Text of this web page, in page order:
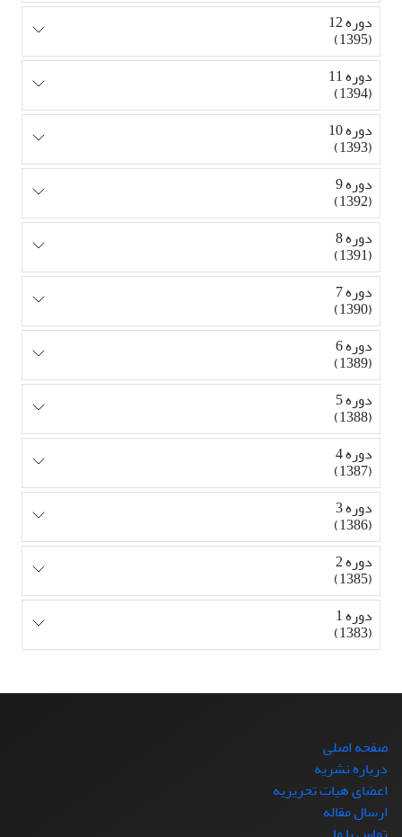
دوره 12
(1395)
دوره 11
(1394)
دوره 10
(1393)
دوره 9
(1392)
دوره 8
(1391)
دوره 7
(1390)
دوره 6
(1389)
دوره 5
(1388)
دوره 4
(1387)
دوره 3
(1386)
دوره 2
(1385)
دوره 1
(1383)
صفحه اصلی
درباره نشریه
اعضای هیات تحریریه
ارسال مقاله